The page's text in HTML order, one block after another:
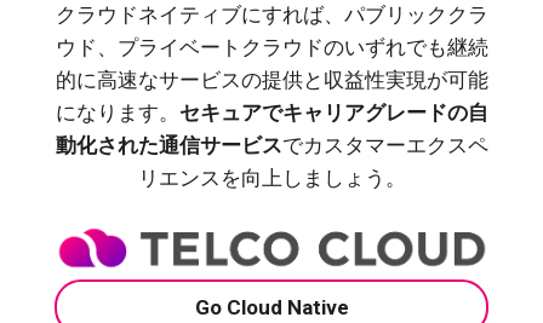
クラウドネイティブにすれば、パブリッククラ
ウド、プライベートクラウドのいずれでも継続
的に高速なサービスの提供と収益性実現が可能
になります。 セキュアでキャリアグレードの自
動化された通信サービスでカスタマーエクスペ
リエンスを向上しましょう。
Go Cloud Native